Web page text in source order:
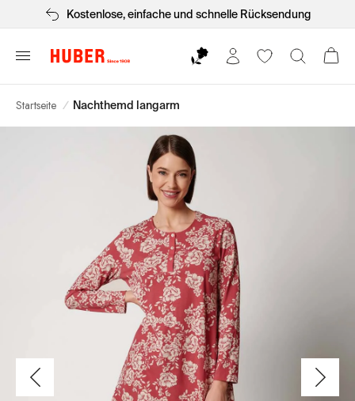
Kostenlose, einfache und schnelle Rücksendung
Startseite / Nachthemd langarm